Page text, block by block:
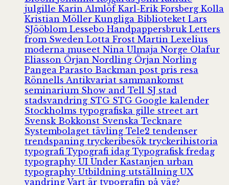
julgille Karin Almlöf Karl-Erik Forsberg Kolla
Kristian Möller Kungliga Biblioteket Lars
SJööblom Lessebo Handpappersbruk Letters
from Sweden Lotta Frost Martin Lexelius
moderna museet Nina Ulmaja Norge Olafur
Eliasson Örjan Nordling Örjan Norling
Pangea Parasto Backman post pris resa
Rönnells Antikvariat sammankomst
seminarium Show and Tell SJ stad
stadsvandring STG STG Google kalender
Stockholms typografiska gille street art
Svensk Bokkonst Svenska Tecknare
Systembolaget tävling Tele2 tendenser
trendspaning tryckeribesök tryckerihistoria
typografi Typografi idag Typografisk fredag
typography UI Under Kastanjen urban
typography Utbildning utställning UX
vandring Vart är typografin på väg?